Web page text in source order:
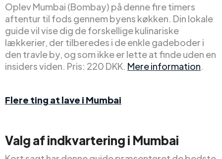
Oplev Mumbai (Bombay) på denne fire timers
aftentur til fods gennem byens køkken. Din lokale
guide vil vise dig de forskellige kulinariske
lækkerier, der tilberedes i de enkle gadeboder i
den travle by, og som ikke er lette at finde uden en
insiders viden. Pris: 220 DKK. Mere information.
Flere ting at lave i Mumbai
Valg af indkvartering i Mumbai